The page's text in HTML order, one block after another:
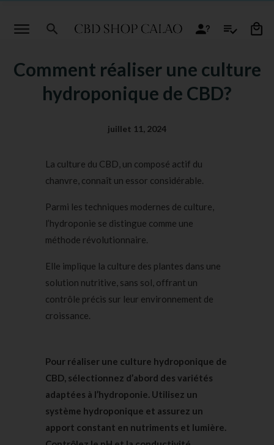
Comment réaliser une culture
hydroponique de CBD?
juillet 11, 2024
La culture du CBD, un composé actif du
chanvre, connaît un essor considérable.
Parmi les techniques modernes de culture,
l’hydroponie se distingue comme une
méthode révolutionnaire.
Elle implique la culture des plantes dans une
solution nutritive, sans sol, offrant un
contrôle précis sur leur environnement de
croissance.
Pour réaliser une culture hydroponique de
CBD, sélectionnez d’abord des variétés
adaptées à l’hydroponie. Utilisez un
système hydroponique et assurez un
apport constant en nutriments et lumière.